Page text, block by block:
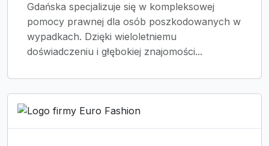
Gdańska specjalizuje się w kompleksowej
pomocy prawnej dla osób poszkodowanych w
wypadkach. Dzięki wieloletniemu
doświadczeniu i głębokiej znajomości...